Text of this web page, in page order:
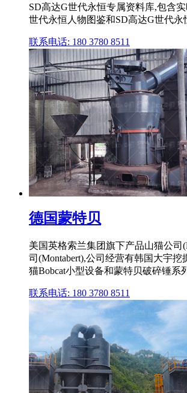
SD高达G世代永恒专属资料库,包含
世代永恒人物图鉴和SD高达G世代永
联系电话: 180 3780 8511
德国蒙特贝
美国英格索兰集团旗下产品山猫公司
司(Montabert),公司经营有韩国大宇挖
猫Bobcat小型设备和蒙特贝破碎锤系
联系电话: 180 3780 8511